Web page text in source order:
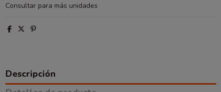
Consultar para más unidades
Descripción